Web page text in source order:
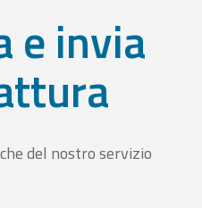
e invia
del nostro servizio